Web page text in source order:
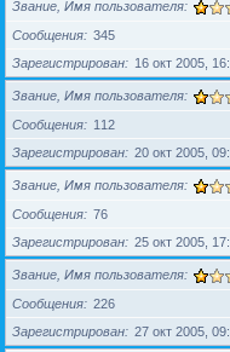
Звание, Имя пользователя
Сообщения
345
Зарегистрирован
16 окт 2005,
Звание, Имя пользователя
Сообщения
112
Зарегистрирован
20 окт 2005,
Звание, Имя пользователя
Сообщения
76
Зарегистрирован
25 окт 2005,
Звание, Имя пользователя
Сообщения
226
Зарегистрирован
27 окт 2005,